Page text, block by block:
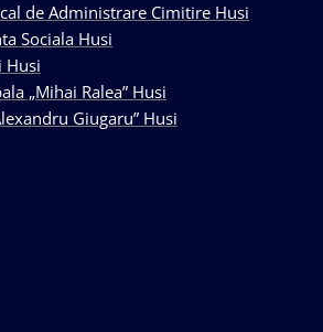
de Administrare Cimitire Husi
Sociala Husi
Husi
„Mihai Ralea” Husi
Giugaru” Husi